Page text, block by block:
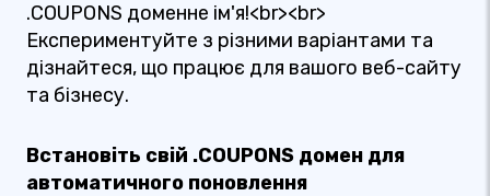
.COUPONS доменне ім'я!<br><br>
Експериментуйте з різними варіантами та
дізнайтеся, що працює для вашого веб-сайту
та бізнесу.
Встановіть свій .COUPONS домен для
автоматичного поновлення